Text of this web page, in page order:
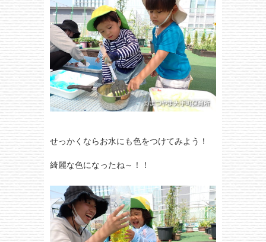
せっかくならお水にも色をつけてみよう！
綺麗な色になったね～！！